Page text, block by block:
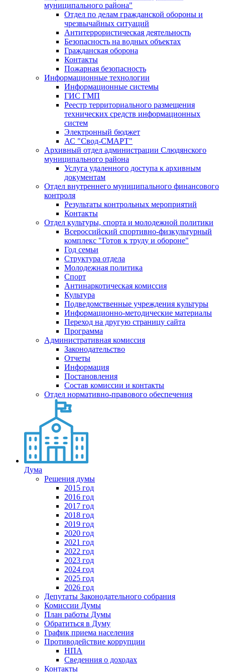
муниципального района"
Отдел по делам гражданской обороны и
чрезвычайных ситуаций
Антитеррористическая деятельность
Безопасность на водных объектах
Гражданская оборона
Контакты
Пожарная безопасность
Информационные технологии
Информационные системы
ГИС ГМП
Реестр территориального размещения
технических средств информационных
систем
Электронный бюджет
АС "Свод-СМАРТ"
Архивный отдел администрации Слюдянского
муниципального района
Услуга удаленного доступа к архивным
документам
Отдел внутреннего муниципального финансового
контроля
Результаты контрольных мероприятий
Контакты
Отдел культуры, спорта и молодежной политики
Всероссийский спортивно-физкультурный
комплекс "Готов к труду и обороне"
Год семьи
Структура отдела
Молодежная политика
Спорт
Антинаркотическая комиссия
Культура
Подведомственные учреждения культуры
Информационно-методические материалы
Переход на другую страницу сайта
Программа
Административная комиссия
Законодательство
Отчеты
Информация
Постановления
Состав комиссии и контакты
Отдел нормативно-правового обеспечения
Дума
Решения думы
2015 год
2016 год
2017 год
2018 год
2019 год
2020 год
2021 год
2022 год
2023 год
2024 год
2025 год
2026 год
Депутаты Законодательного собрания
Комиссии Думы
План работы Думы
Обратиться в Думу
График приема населения
Противодействие коррупции
НПА
Сведенния о доходах
Контакты